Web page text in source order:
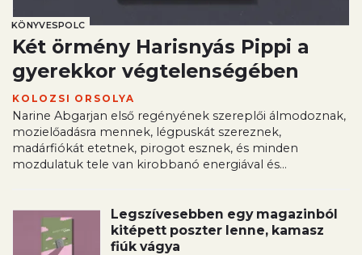
KÖNYVESPOLC
Két örmény Harisnyás Pippi a
gyerekkor végtelenségében
KOLOZSI ORSOLYA
Narine Abgarjan első regényének szereplői álmodoznak,
mozielőadásra mennek, légpuskát szereznek,
madárfiókát etetnek, pirogot esznek, és minden
mozdulatuk tele van kirobbanó energiával és...
Legszívesebben egy magazinból
kitépett poszter lenne, kamasz
fiúk vágya